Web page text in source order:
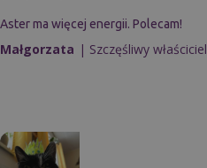
Aster ma więcej energii. Polecam!
Małgorzata | Szczęśliwy właściciel